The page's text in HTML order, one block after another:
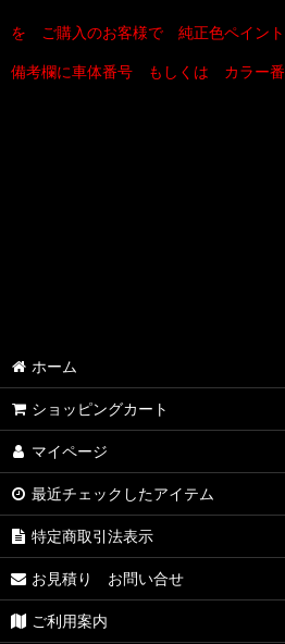
を ご購入のお客様で 純正色ペイン
備考欄に車体番号 もしくは カラー番
ホーム
ショッピングカート
マイページ
最近チェックしたアイテム
特定商取引法表示
お見積り お問い合せ
ご利用案内